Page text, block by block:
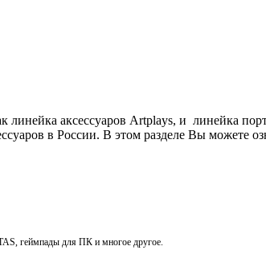
аксессуаров Artplays, и линейка
в России. В этом разделе Вы можете
геймпады для ПК и многое другое.